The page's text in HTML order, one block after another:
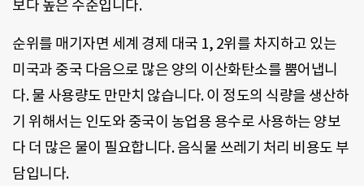
보다 높은 수준입니다.
순위를 매기자면 세계 경제 대국 1, 2위를 차지하고 있는
미국과 중국 다음으로 많은 양의 이산화탄소를 뿜어냅니
다. 물 사용량도 만만치 않습니다. 이 정도의 식량을 생산하
기 위해서는 인도와 중국이 농업용 용수로 사용하는 양보
다 더 많은 물이 필요합니다. 음식물 쓰레기 처리 비용도 부
담입니다.